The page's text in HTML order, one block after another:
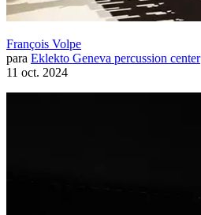
François Volpe
para Eklekto Geneva percussion center
11 oct. 2024